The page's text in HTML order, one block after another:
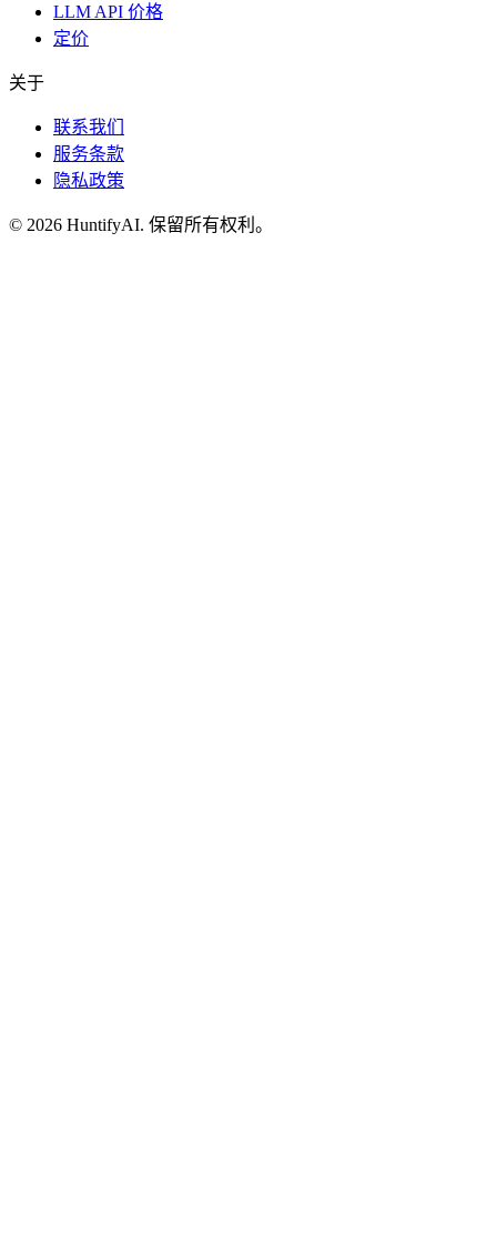
LLM API 价格
定价
关于
联系我们
服务条款
隐私政策
© 2026 HuntifyAI. 保留所有权利。